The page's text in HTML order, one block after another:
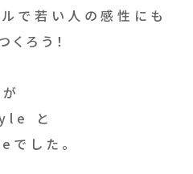
で若い人の感性にも
ろう！
と
した。